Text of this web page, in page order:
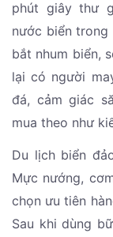
phút giây thư
nước biển
bắt nhum biển,
lại có người
đá, cảm giác
mua theo như
Du lịch biển
Mực nướng,
chọn ưu tiên
Sau khi dùng